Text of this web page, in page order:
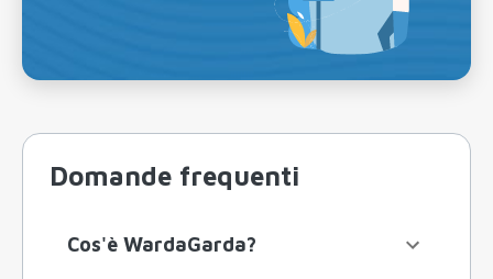
Domande frequenti
Cos'è WardaGarda?